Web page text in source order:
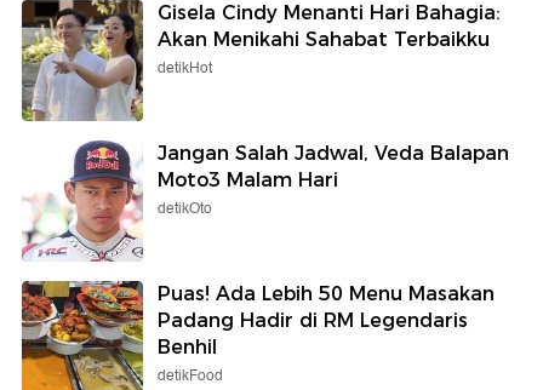
Gisela Cindy Menanti Hari Bahagia:
Akan Menikahi Sahabat Terbaikku
detikHot
Jangan Salah Jadwal, Veda Balapan
Moto3 Malam Hari
detikOto
Puas! Ada Lebih 50 Menu Masakan
Padang Hadir di RM Legendaris
Benhil
detikFood